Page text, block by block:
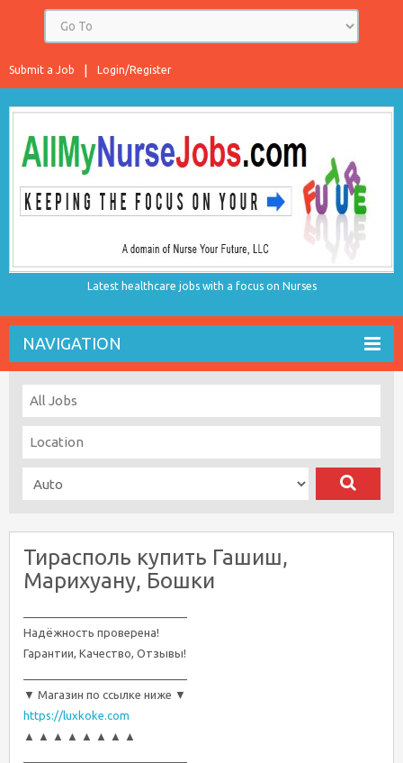
Login/Register
Submit a Job
Latest healthcare jobs with a focus on Nurses
NAVIGATION
Тирасполь купить Гашиш,
Марихуану, Бошки
Надёжность проверена!
Гарантии, Качество, Отзывы!
▼ Магазин по ссылке ниже ▼
https://luxkoke.com
▲ ▲ ▲ ▲ ▲ ▲ ▲ ▲